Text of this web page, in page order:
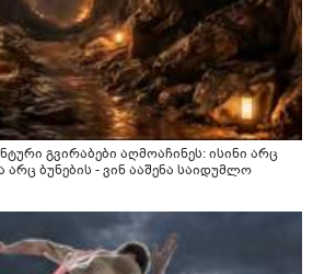
გვირაბები აღმოაჩინეს: ისინი არც
არც ბუნების - ვინ ააშენა საიდუმლო